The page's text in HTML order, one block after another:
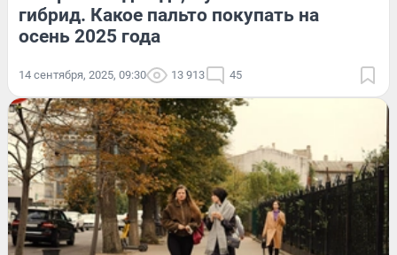
гибрид. Какое пальто покупать на
осень 2025 года
14 сентября, 2025, 09:30 13 913 45